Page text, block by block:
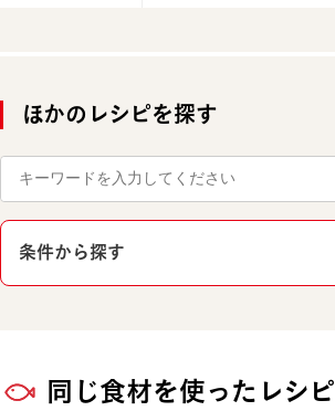
ほかのレシピを探す
条件から探す
同じ食材を使ったレシピ